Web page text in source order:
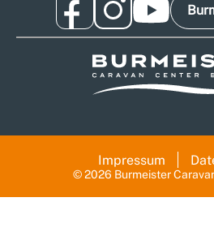
© 2026 Burmeister
Impressum